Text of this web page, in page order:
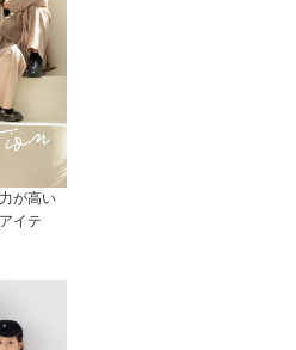
が高い
イテ